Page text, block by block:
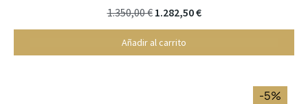
1.350,00 € 1.282,50 €
Añadir al carrito
-5%